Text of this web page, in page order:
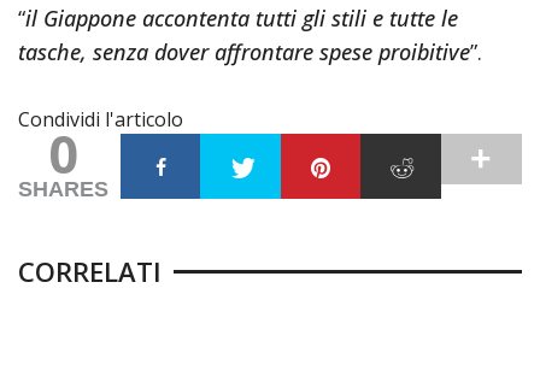
“il Giappone accontenta tutti gli stili e tutte le
tasche, senza dover affrontare spese proibitive”.
Condividi l'articolo
0
SHARES
CORRELATI